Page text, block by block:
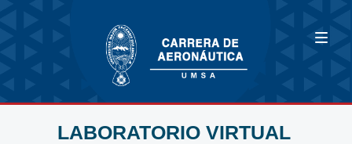
LABORATORIO VIRTUAL